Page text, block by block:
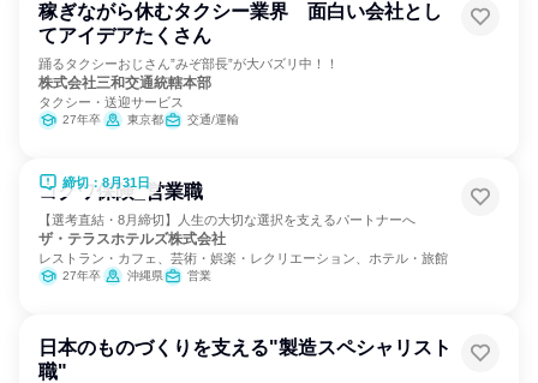
稼ぎながら休むタクシー業界 面白い会社とし
てアイデアたくさん
踊るタクシーおじさん”みぞ部長”が大バズリ中！！
株式会社三和交通統轄本部
タクシー・送迎サービス
27年卒 東京都 交通/運輸
締切：8月31日
コクワ保険_営業職
【選考直結・8月締切】人生の大切な選択を支えるパートナーへ
ザ・テラスホテルズ株式会社
レストラン・カフェ、芸術・娯楽・レクリエーション、ホテル・旅館
27年卒 沖縄県 営業
日本のものづくりを支える"製造スペシャリスト
職"